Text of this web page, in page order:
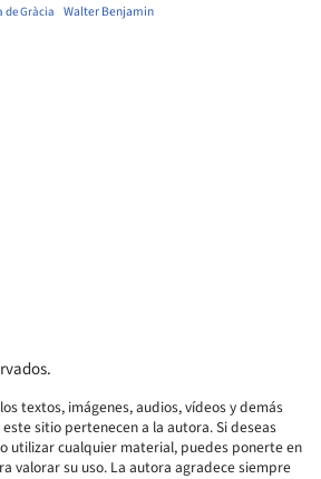
de Gràcia Walter Benjamin
textos, imágenes, audios, vídeos y demás
sitio pertenecen a la autora. Si deseas
utilizar cualquier material, puedes ponerte en
valorar su uso. La autora agradece siempre